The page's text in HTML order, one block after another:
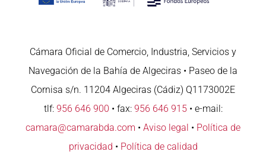
Cámara Oficial de Comercio, Industria, Servicios y
Navegación de la Bahía de Algeciras • Paseo de la
Cornisa s/n. 11204 Algeciras (Cádiz) Q1173002E
tlf: 956 646 900 • fax: 956 646 915• e-mail:
camara@camarabda.com • Aviso legal • Política de
privacidad • Política de calidad